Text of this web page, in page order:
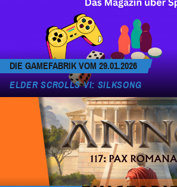
DIE GAMEFABRIK VOM 29.01.2026
ELDER SCROLLS VI: SILKSONG